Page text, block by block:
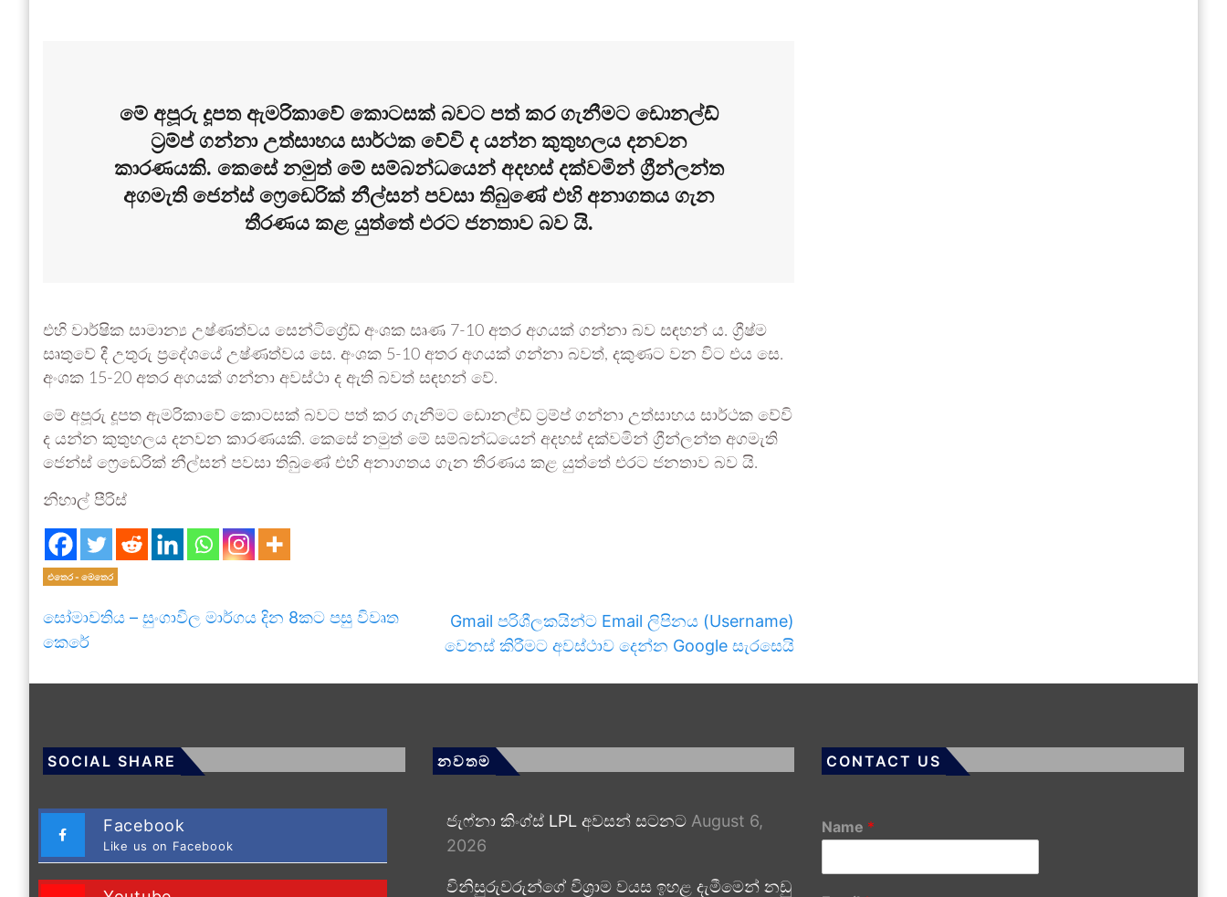
මේ අපූරු දූපත ඇමරිකාවේ කොටසක් බවට පත් කර ගැනීමට ඩොනල්ඩ්
ට්‍රම්ප් ගන්නා උත්සාහය සාර්ථක වේවි ද යන්න කුතුහලය දනවන
කාරණයකි. කෙසේ නමුත් මේ සම්බන්ධයෙන් අදහස් දක්වමින් ග්‍රීන්ලන්ත
අගමැති ජෙන්ස් ෆ්‍රෙඩෙරික් නීල්සන් පවසා තිබුණේ එහි අනාගතය ගැන
තීරණය කළ යුත්තේ එරට ජනතාව බව යි.
එහි වාර්ෂික සාමාන්‍ය උෂ්ණත්වය සෙන්ටිග්‍රේඩ් අංශක සෘණ 7-10 අතර අගයක් ගන්නා බව සඳහන් ය. ග්‍රීෂ්ම
සෘතුවේ දී උතුරු ප්‍රදේශයේ උෂ්ණත්වය සෙ. අංශක 5-10 අතර අගයක් ගන්නා බවත්, දකුණට වන විට එය සෙ.
අංශක 15-20 අතර අගයක් ගන්නා අවස්ථා ද ඇති බවත් සඳහන් වේ.
මේ අපූරු දූපත ඇමරිකාවේ කොටසක් බවට පත් කර ගැනීමට ඩොනල්ඩ් ට්‍රම්ප් ගන්නා උත්සාහය සාර්ථක වේවි
ද යන්න කුතුහලය දනවන කාරණයකි. කෙසේ නමුත් මේ සම්බන්ධයෙන් අදහස් දක්වමින් ග්‍රීන්ලන්ත අගමැති
ජෙන්ස් ෆ්‍රෙඩෙරික් නීල්සන් පවසා තිබුණේ එහි අනාගතය ගැන තීරණය කළ යුත්තේ එරට ජනතාව බව යි.
නිහාල් පීරිස්
එතෙර - මෙතෙර
සෝමාවතිය – සුංගාවිල මාර්ගය දින 8කට පසු විවෘත
කෙරේ
Gmail පරිශීලකයින්ට Email ලිපිනය (Username)
වෙනස් කිරීමට අවස්ථාව දෙන්න Google සැරසෙයි
SOCIAL SHARE
Facebook
Like us on Facebook
නවතම
ජැෆ්නා කිංග්ස් LPL අවසන් සටනට August 6,
2026
විනිසුරුවරුන්ගේ විශ්‍රාම වයස ඉහළ දැමීමෙන් නඩු
CONTACT US
Name *